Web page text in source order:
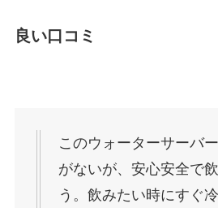
良い口コミ
このウォーターサーバ
がないが、安心安全で
う。飲みたい時にすぐ